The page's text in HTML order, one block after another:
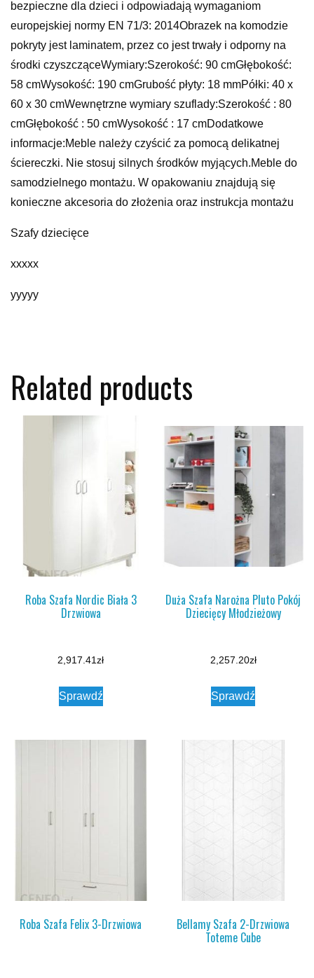
bezpieczne dla dzieci i odpowiadają wymaganiom
europejskiej normy EN 71/3: 2014Obrazek na komodzie
pokryty jest laminatem, przez co jest trwały i odporny na
środki czyszcząceWymiary:Szerokość: 90 cmGłębokość:
58 cmWysokość: 190 cmGrubość płyty: 18 mmPółki: 40 x
60 x 30 cmWewnętrzne wymiary szuflady:Szerokość : 80
cmGłębokość : 50 cmWysokość : 17 cmDodatkowe
informacje:Meble należy czyścić za pomocą delikatnej
ściereczki. Nie stosuj silnych środków myjących.Meble do
samodzielnego montażu. W opakowaniu znajdują się
konieczne akcesoria do złożenia oraz instrukcja montażu
Szafy dziecięce
xxxxx
yyyyy
Related products
Roba Szafa Nordic Biała 3
Drzwiowa
2,917.41zł
Sprawdź
Duża Szafa Narożna Pluto Pokój
Dziecięcy Młodzieżowy
2,257.20zł
Sprawdź
Roba Szafa Felix 3-Drzwiowa Bellamy Szafa 2-Drzwiowa
Toteme Cube